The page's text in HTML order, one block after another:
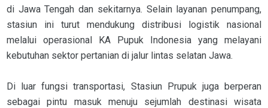
di Jawa Tengah dan sekitarnya. Selain layanan penumpang,
stasiun ini turut mendukung distribusi logistik nasional
melalui operasional KA Pupuk Indonesia yang melayani
kebutuhan sektor pertanian di jalur lintas selatan Jawa.
Di luar fungsi transportasi, Stasiun Prupuk juga berperan
sebagai pintu masuk menuju sejumlah destinasi wisata